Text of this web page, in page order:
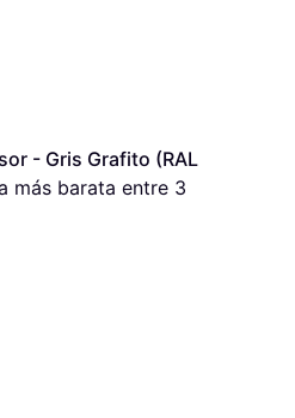
- Gris Grafito (RAL
más barata entre 3